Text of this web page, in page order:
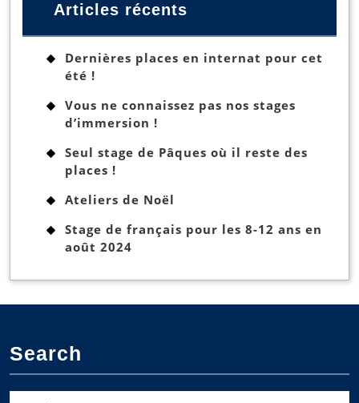
Articles récents
Dernières places en internat pour cet
été !
Vous ne connaissez pas nos stages
d’immersion !
Seul stage de Pâques où il reste des
places !
Ateliers de Noël
Stage de français pour les 8-12 ans en
août 2024
Search